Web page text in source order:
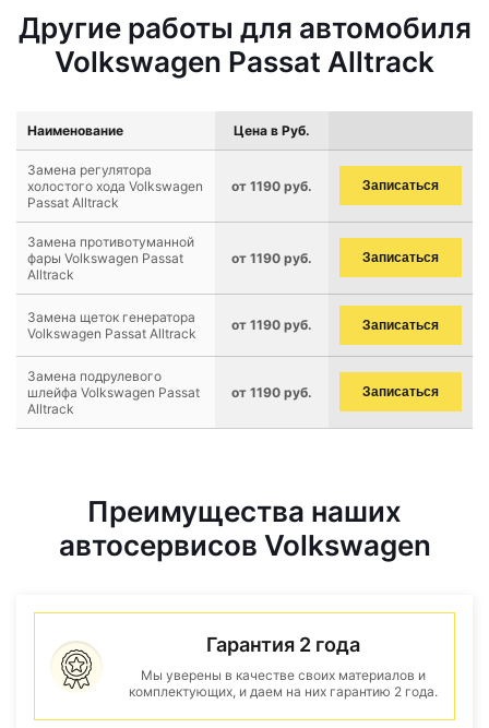
Другие работы для автомобиля
Volkswagen Passat Alltrack
Наименование Цена в Руб.
Замена регулятора
холостого хода Volkswagen
Passat Alltrack
от 1190 руб. Записаться
Замена противотуманной
фары Volkswagen Passat
Alltrack
от 1190 руб. Записаться
Замена щеток генератора
Volkswagen Passat Alltrack
от 1190 руб. Записаться
Замена подрулевого
шлейфа Volkswagen Passat
Alltrack
от 1190 руб. Записаться
Преимущества наших
автосервисов Volkswagen
Гарантия 2 года
Мы уверены в качестве своих материалов и
комплектующих, и даем на них гарантию 2 года.